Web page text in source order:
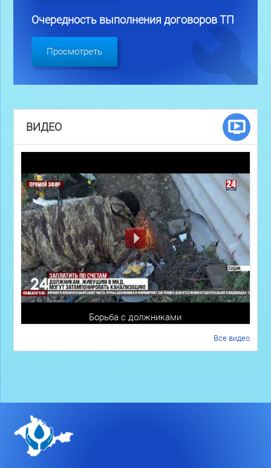
Очередность выполнения договоров ТП
Просмотреть
ВИДЕО
Борьба с должниками
Все видео